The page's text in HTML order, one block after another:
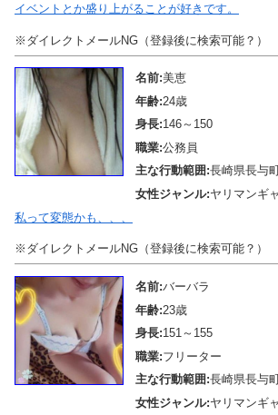
イベントとか盛り上がることが好きです。
※ダイレクトメールNG（登録後に検索可能？）
名前:美恵
年齢:24歳
身長:146～150
職業:公務員
主な行動範囲:長崎県長与
女性ジャンル:ヤリマンギ
私って変態かも、、、
※ダイレクトメールNG（登録後に検索可能？）
名前:バーバラ
年齢:23歳
身長:151～155
職業:フリーター
主な行動範囲:長崎県長与
女性ジャンル:ヤリマンギ